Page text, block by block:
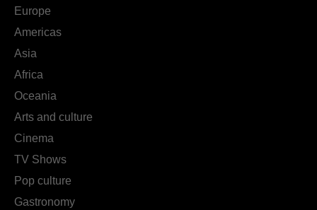
Europe
Americas
Asia
Africa
Oceania
Arts and culture
Cinema
TV Shows
Pop culture
Gastronomy